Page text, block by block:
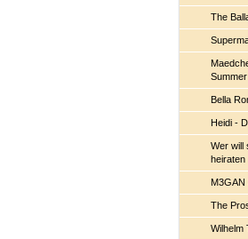
The
Summer
Bella
Heidi -
Wer will
heiraten
M3GAN
The
Wilhelm